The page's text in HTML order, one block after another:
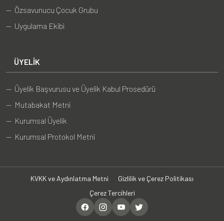
— Özsavunucu Çocuk Grubu
— Uygulama Ekibi
ÜYELIK
— Üyelik Başvurusu ve Üyelik Kabul Prosedürü
— Mutabakat Metni
— Kurumsal Üyelik
— Kurumsal Protokol Metni
KVKK ve Aydınlatma Metni
Gizlilik ve Çerez Politikası
Çerez Tercihleri